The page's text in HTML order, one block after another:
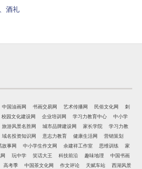
酒礼
中国油画网 书画交易网 艺术传播网 民俗文化网
刺
校园文化建设网 企业培训网 学习力教育中心
中小学
旅游风景名胜网 城市品牌建设网 家长学院
学习力教
域名投资知识网 意志力教育 健康生活网
营销策划
故事网 中小学生作文网 余建祥工作室 思维训练
家
玩中学 笑话大王 科技前沿 趣味地理
中国书画
高考季 中国茶文化网 作文评论 天赋车站
西湖风景